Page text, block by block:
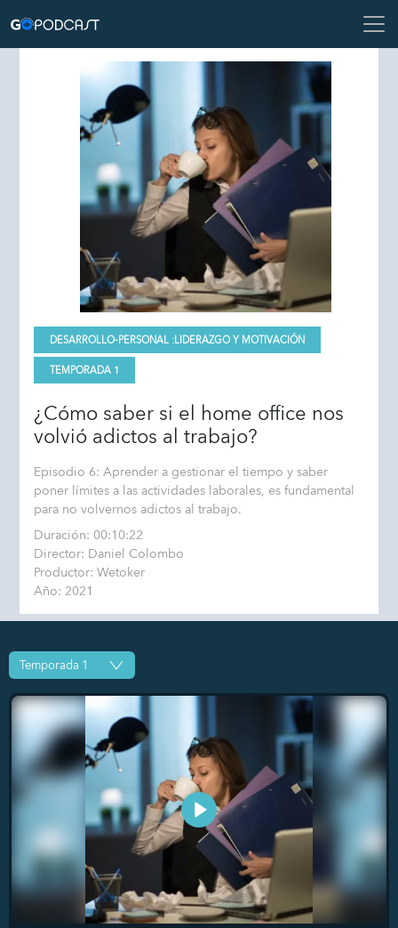
DESARROLLO-PERSONAL :LIDERAZGO Y MOTIVACIÓN
TEMPORADA 1
¿Cómo saber si el home office nos
volvió adictos al trabajo?
Episodio 6: Aprender a gestionar el tiempo y saber
poner límites a las actividades laborales, es fundamental
para no volvernos adictos al trabajo.
Duración: 00:10:22
Director: Daniel Colombo
Productor: Wetoker
Año: 2021